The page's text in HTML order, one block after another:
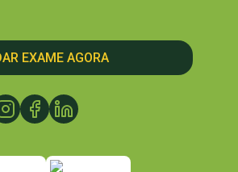
EXAME AGORA